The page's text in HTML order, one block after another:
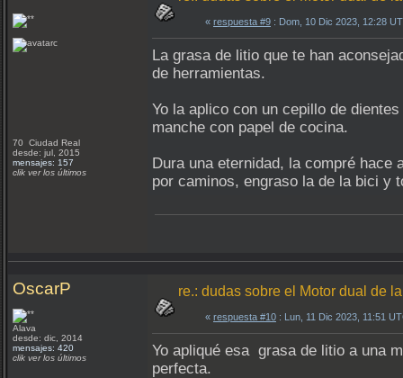
70 Ciudad Real
desde: jul, 2015
mensajes: 157
clik ver los últimos
« respuesta #9 : Dom, 10 Dic 2023, 12:28
La grasa de litio que te han
de herramientas.
Yo la aplico con un cepillo de
manche con papel de cocina.
Dura una eternidad, la compré hace
por caminos, engraso la de la bici y
OscarP
Alava
desde: dic, 2014
mensajes: 420
clik ver los últimos
re.: dudas sobre el Motor dual de
« respuesta #10 : Lun, 11 Dic 2023, 11:51
Yo apliqué esa grasa de litio a una
perfecta.